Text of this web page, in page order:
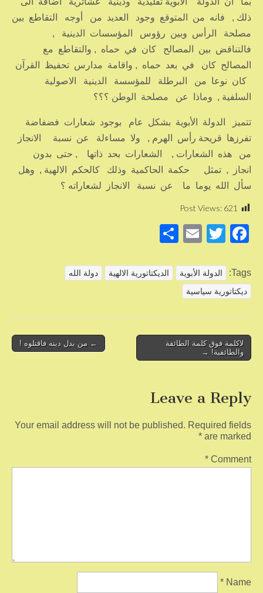
ذلك , فانه من المتوقع وجود العديد من أوجه التقاطع بين
مصلحة الرأس وبين رؤوس المؤسسات الدينية ,
فالتناقض بين المصالح كان في حماه , والتقاطع مع
المصالح كان في بعد حماه , واقامة مدارس تحفيظ القرآن
كان نوعا من البرطلة للمؤسسة الدينية الاصولية
السلفية , وماذا عن مصلحة الوطن ؟؟؟
تتميز الدولة الأبوية بشكل عام بوجود شعارات فضفاضة
تفرزها قريحة رأس الهرم , ولا مساءلة عن نسبة الانجاز
من هذه الشعارات , الشعارات بحد ذاتها , حتى بدون
انجاز , تمثل حكمة الحاكمية وذلك كالحكم الالهية , وهل
سأل الله يوما ما عن نسبة الانجاز لشعاراته ؟
Post Views: 621
F
c
e
o
k
T
tt
er
E
ail
ar
Tags: الدولة الأبوية الديكتاتورية الالهية
دولة الله
ديكتاتورية سياسية
Post
navigation
← من بدل دينه فاقتلوه !
لاكلمة فوق كلمة الطائفة
والطائفية! →
Leave a Reply
Your email address will not be published. Required fields
are marked
*
Comment
*
Name
*